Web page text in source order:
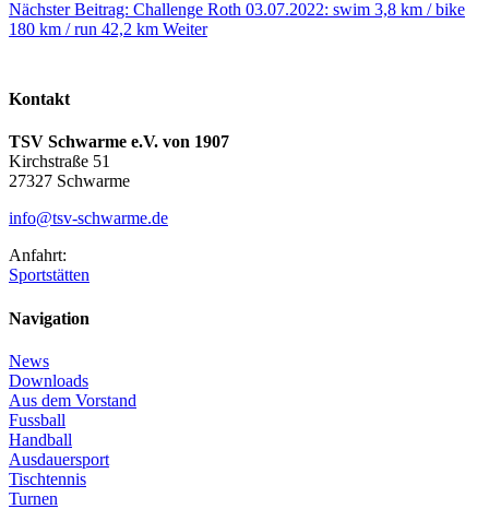
Nächster Beitrag: Challenge Roth 03.07.2022: swim 3,8 km / bike
180 km / run 42,2 km Weiter
Kontakt
TSV Schwarme e.V. von 1907
Kirchstraße 51
27327 Schwarme
info@tsv-schwarme.de
Anfahrt:
Sportstätten
Navigation
News
Downloads
Aus dem Vorstand
Fussball
Handball
Ausdauersport
Tischtennis
Turnen